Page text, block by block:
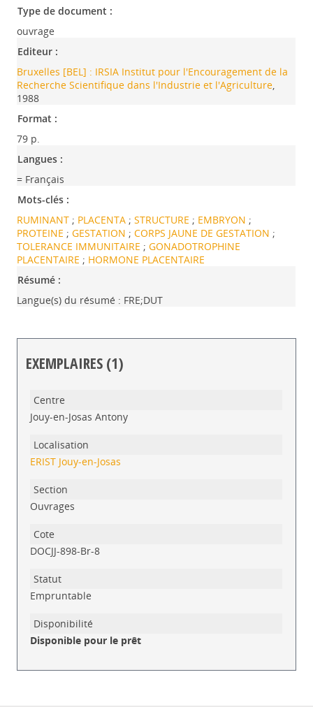
Type de document :
ouvrage
Editeur :
Bruxelles [BEL] : IRSIA Institut pour l'Encouragement de la
Recherche Scientifique dans l'Industrie et l'Agriculture,
1988
Format :
79 p.
Langues :
= Français
Mots-clés :
RUMINANT ; PLACENTA ;STRUCTURE ; EMBRYON ;
PROTEINE ;GESTATION ;CORPS JAUNE DE GESTATION ;
TOLERANCE IMMUNITAIRE ;GONADOTROPHINE
PLACENTAIRE ; HORMONE PLACENTAIRE
Résumé :
Langue(s) du résumé : FRE;DUT
EXEMPLAIRES (1)
Jouy-en-Josas Antony
ERIST Jouy-en-Josas
Ouvrages
DOCJJ-898-Br-8
Empruntable
Disponible pour le prêt